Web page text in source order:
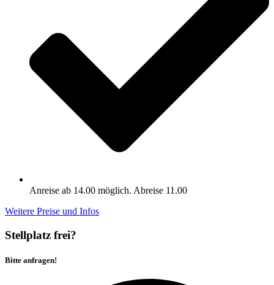
Anreise ab 14.00 möglich. Abreise 11.00
Weitere Preise und Infos
Stellplatz frei?
Bitte anfragen!